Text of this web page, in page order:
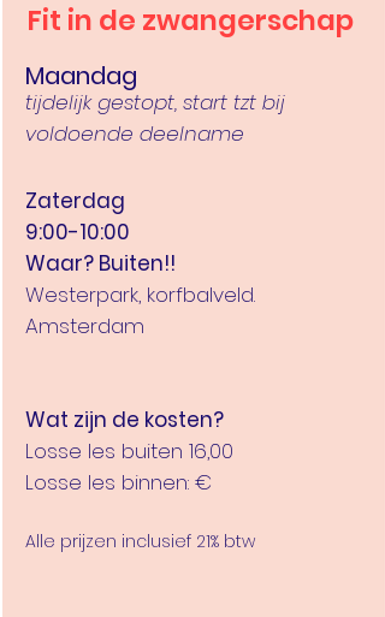
Fit in de zwangerschap
tijdelijk gestopt, start tzt bij
voldoende deelname
Maandag
Zaterdag
9:00-10:00
Waar? Buiten!!
Westerpark, korfbalveld.
Amsterdam
Wat zijn de kosten?
Losse les buiten 16,00
Losse les binnen: €
Alle prijzen inclusief 21% btw